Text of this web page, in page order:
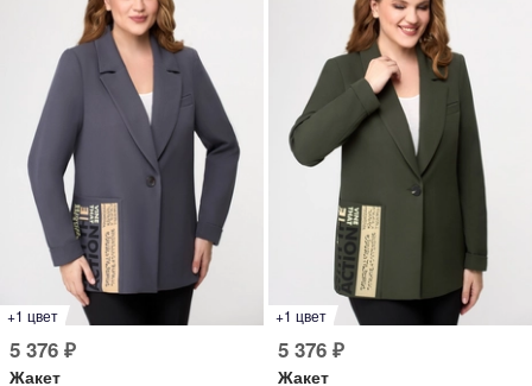
+1 цвет
5 376 ₽
Жакет
+1 цвет
5 376 ₽
Жакет
Дарим скидку 5%
за подписку на наш